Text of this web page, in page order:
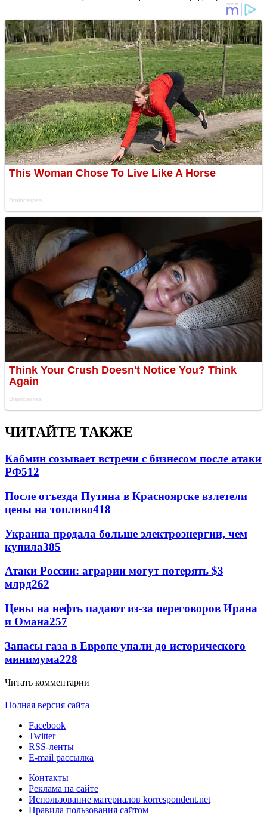
ЧИТАЙТЕ ТАКЖЕ
Кабмин созывает встречи с бизнесом после атаки
РФ512
После отъезда Путина в Красноярске взлетели
цены на топливо418
Украина продала больше электроэнергии, чем
купила385
Атаки России: аграрии могут потерять $3
млрд262
Цены на нефть падают из-за переговоров Ирана
и Омана257
Запасы газа в Европе упали до исторического
минимума228
Читать комментарии
Полная версия сайта
Facebook
Twitter
RSS-ленты
E-mail рассылка
Контакты
Реклама на сайте
Использование материалов korrespondent.net
Правила пользования сайтом